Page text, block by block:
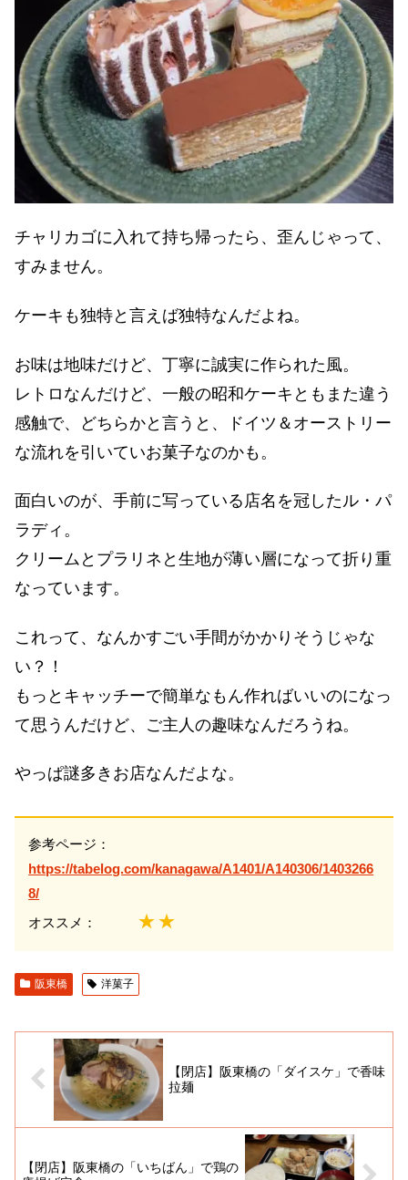
チャリカゴに入れて持ち帰ったら、歪んじゃって、
すみません。
ケーキも独特と言えば独特なんだよね。
お味は地味だけど、丁寧に誠実に作られた風。
レトロなんだけど、一般の昭和ケーキともまた違う
感触で、どちらかと言うと、ドイツ＆オーストリー
な流れを引いていお菓子なのかも。
面白いのが、手前に写っている店名を冠したル・パ
ラディ。
クリームとプラリネと生地が薄い層になって折り重
なっています。
これって、なんかすごい手間がかかりそうじゃな
い？！
もっとキャッチーで簡単なもん作ればいいのになっ
て思うんだけど、ご主人の趣味なんだろうね。
やっぱ謎多きお店なんだよな。
参考ページ：
https://tabelog.com/kanagawa/A1401/A140306/1403266
8/
オススメ： ★★
阪東橋 洋菓子
【閉店】阪東橋の「ダイスケ」で香味
拉麺
【閉店】阪東橋の「いちばん」で鶏の